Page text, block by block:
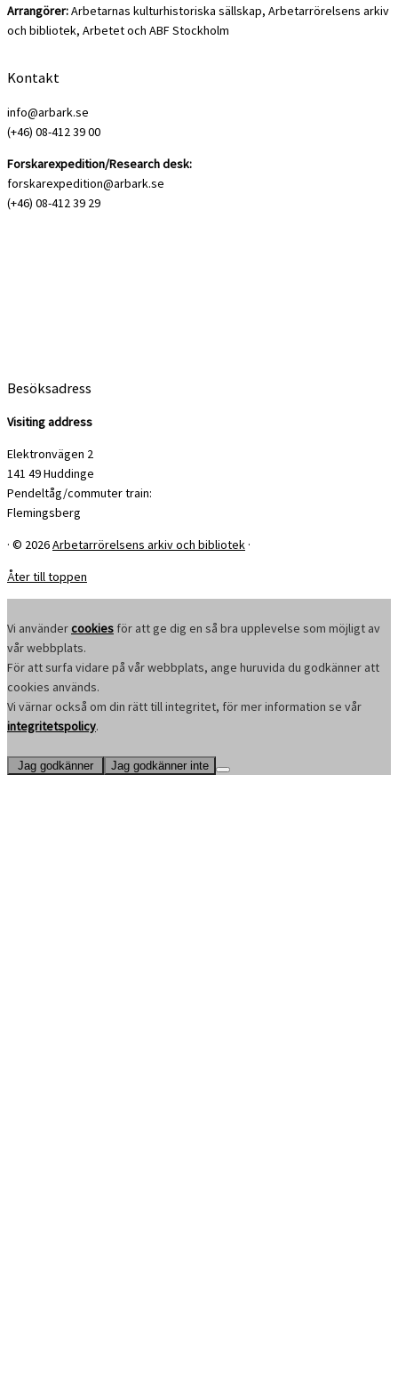
Arrangörer:Arbetarnas kulturhistoriska sällskap, Arbetarrörelsens arkiv
och bibliotek, Arbetet och ABF Stockholm
Kontakt
info@arbark.se
(+46) 08-412 39 00
Forskarexpedition/Research desk:
forskarexpedition@arbark.se
(+46) 08-412 39 29
Besöksadress
Visiting address
Elektronvägen 2
141 49 Huddinge
Pendeltåg/commuter train:
Flemingsberg
· © 2026Arbetarrörelsens arkiv och bibliotek ·
Åter till toppen
Vi användercookies för att ge dig en så bra upplevelse som möjligt av
vår webbplats.
För att surfa vidare på vår webbplats, ange huruvida du godkänner att
cookies används.
Vi värnar också om din rätt till integritet, för mer information se vår
integritetspolicy.
Jag godkänner Jag godkänner inte